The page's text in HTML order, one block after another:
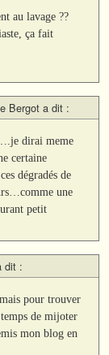
au lavage ??
ça fait
Bergot a dit :
dirai meme
certaine
dégradés de
une
petit
dit :
pour trouver
de mijoter
mon blog en